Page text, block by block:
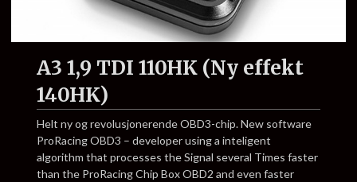
A3 1,9 TDI 110HK (Ny effekt
140HK)
Helt ny og revolusjonerende OBD3-chip. New software
ProRacing OBD3 – developer using a inteligent
algorithm that processes the Signal several Times faster
than the ProRacing Chip Box OBD2 and even faster